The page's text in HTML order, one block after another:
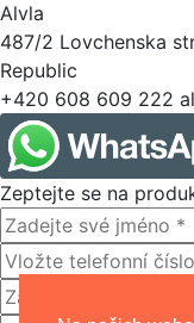
Alvla
487/2 Lovchenska
Republic
+420 608 609 222
Zeptejte se na